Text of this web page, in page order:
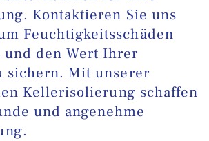
Kontaktieren Sie uns
Feuchtigkeitsschäden
und den Wert Ihrer
sichern. Mit unserer
Kellerisolierung schaffen
und angenehme